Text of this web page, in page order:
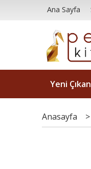
Ana Sayfa
Yeni
Anasayfa >